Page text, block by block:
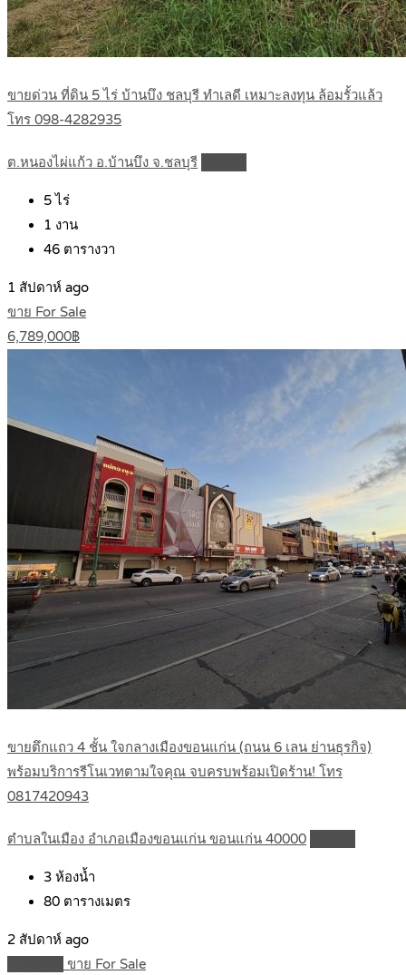
ขายด่วน ที่ดิน 5 ไร่ บ้านบึง ชลบุรี ทำเลดี เหมาะลงทุน ล้อมรั้วแล้ว
โทร 098-4282935
ต.หนองไผ่แก้ว อ.บ้านบึง จ.ชลบุรี
5ไร่
1 งาน
46 ตารางวา
1 สัปดาห์ ago
ขาย For Sale
6,789,000฿
ขายตึกแถว 4 ชั้น ใจกลางเมืองขอนแก่น (ถนน 6 เลน ย่านธุรกิจ)
พร้อมบริการรีโนเวทตามใจคุณ จบครบพร้อมเปิดร้าน! โทร
0817420943
ตำบลในเมือง อำเภอเมืองขอนแก่น ขอนแก่น 40000
3 ห้องน้ำ
80 ตารางเมตร
2 สัปดาห์ ago
ขาย For Sale